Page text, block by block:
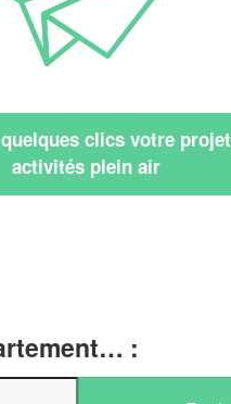
clics votre
activités plein air
: